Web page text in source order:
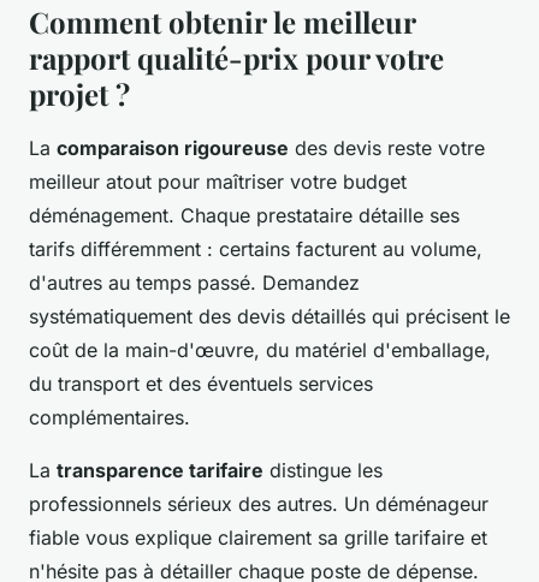
Comment obtenir le meilleur
rapport qualité-prix pour votre
projet ?
La comparaison rigoureuse des devis reste votre
meilleur atout pour maîtriser votre budget
déménagement. Chaque prestataire détaille ses
tarifs différemment : certains facturent au volume,
d'autres au temps passé. Demandez
systématiquement des devis détaillés qui précisent le
coût de la main-d'œuvre, du matériel d'emballage,
du transport et des éventuels services
complémentaires.
La transparence tarifaire distingue les
professionnels sérieux des autres. Un déménageur
fiable vous explique clairement sa grille tarifaire et
n'hésite pas à détailler chaque poste de dépense.